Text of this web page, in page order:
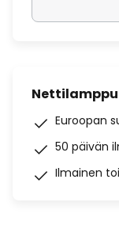
Euroopan
50 päivän
Ilmainen